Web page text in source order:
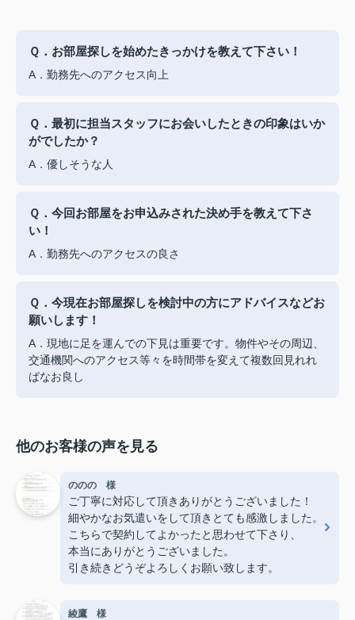
Ｑ．お部屋探しを始めたきっかけを教えて下さい！
A．勤務先へのアクセス向上
Ｑ．最初に担当スタッフにお会いしたときの印象はいか
がでしたか？
A．優しそうな人
Ｑ．今回お部屋をお申込みされた決め手を教えて下さ
い！
A．勤務先へのアクセスの良さ
Ｑ．今現在お部屋探しを検討中の方にアドバイスなどお
願いします！
A．現地に足を運んでの下見は重要です。物件やその周辺、
交通機関へのアクセス等々を時間帯を変えて複数回見れれ
ばなお良し
他のお客様の声を見る
ののの 様
ご丁寧に対応して頂きありがとうございました！
細やかなお気遣いをして頂きとても感激しました。
こちらで契約してよかったと思わせて下さり、
本当にありがとうございました。
引き続きどうぞよろしくお願い致します。
綾鷹 様